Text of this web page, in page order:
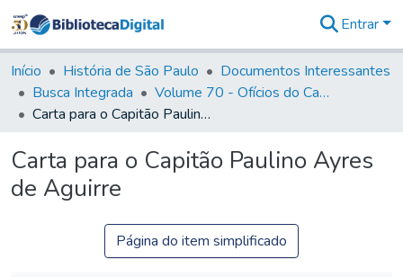
&
Coleções
Tudo na
Biblioteca
Estatísticas
Entrar
Início História de São Paulo
Documentos Interessantes
Busca Integrada
Volume 70 - Ofícios do Capitão General Martins Lopes de Saldanha aos diversos funcionários da Capitania (1775-1776)
Carta para o Capitão Paulino Ayres de Aguirre
Carta para o Capitão Paulino Ayres
de Aguirre
Página do item simplificado